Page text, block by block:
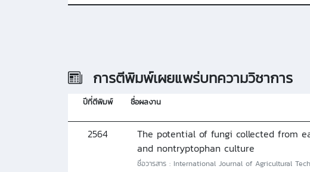
การตีพิมพ์เผยแพร่บทความวิชาการ
ปีที่ตีพิมพ์ ชื่อผลงาน
2564
The potential of fungi collected from
and nontryptophan culture
ชื่อวารสาร : International Journal of Agricultural